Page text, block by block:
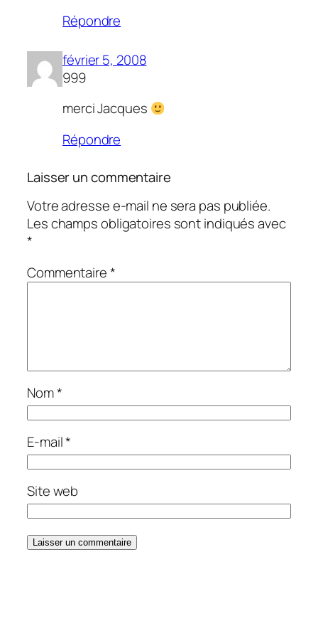
Répondre
février 5, 2008
999
merci Jacques
Répondre
Laisser un commentaire
Votre adresse e-mail ne sera pas publiée.
Les champs obligatoires sont indiqués avec
*
Commentaire*
Nom*
E-mail*
Site web